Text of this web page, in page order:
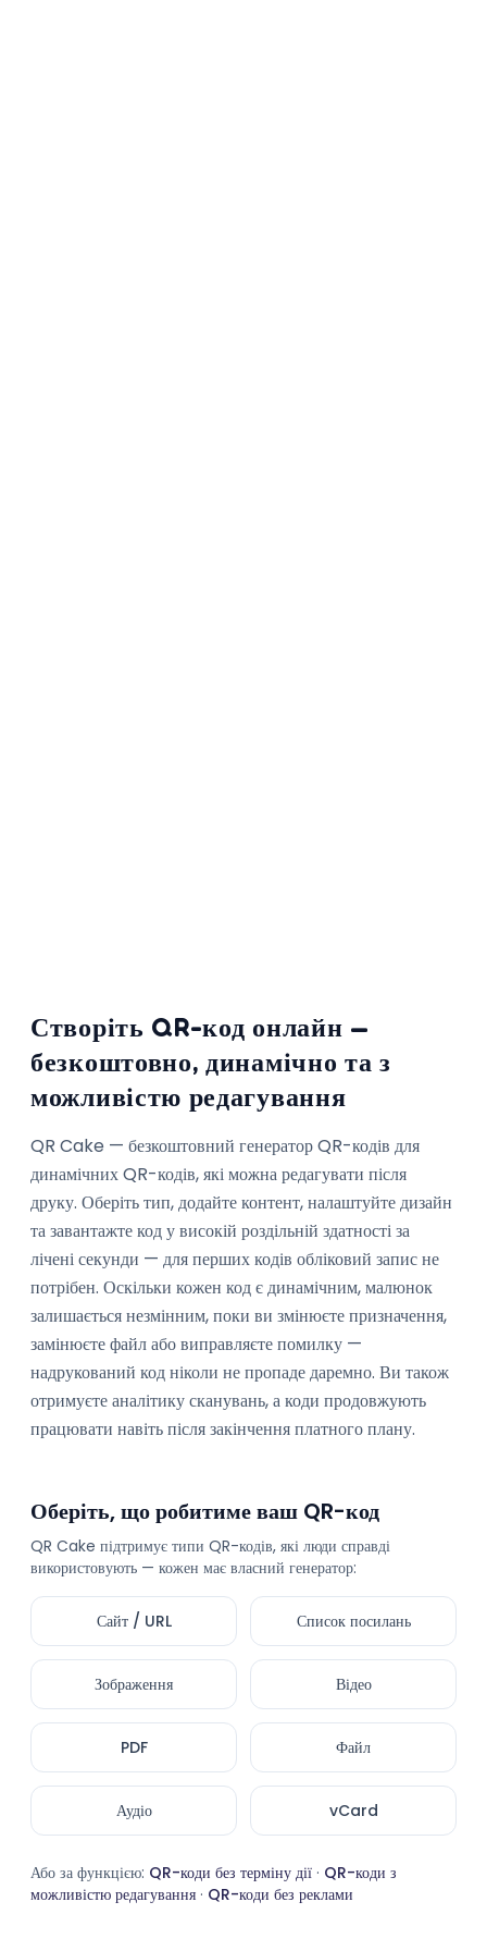
Створіть QR-код онлайн —
безкоштовно, динамічно та з
можливістю редагування
QR Cake — безкоштовний генератор QR-кодів для
динамічних QR-кодів, які можна редагувати після
друку. Оберіть тип, додайте контент, налаштуйте дизайн
та завантажте код у високій роздільній здатності за
лічені секунди — для перших кодів обліковий запис не
потрібен. Оскільки кожен код є динамічним, малюнок
залишається незмінним, поки ви змінюєте призначення,
замінюєте файл або виправляєте помилку —
надрукований код ніколи не пропаде даремно. Ви також
отримуєте аналітику сканувань, а коди продовжують
працювати навіть після закінчення платного плану.
Оберіть, що робитиме ваш QR-код
QR Cake підтримує типи QR-кодів, які люди справді
використовують — кожен має власний генератор:
Сайт / URL Список посилань
Зображення Відео
PDF Файл
Аудіо vCard
Або за функцією: QR-коди без терміну дії · QR-коди з
можливістю редагування · QR-коди без реклами